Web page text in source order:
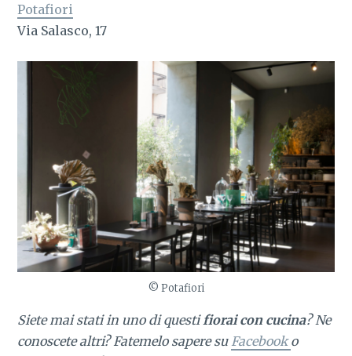
Potafiori
Via Salasco, 17
© Potafiori
Siete mai stati in uno di questifiorai con cucina? Ne
conoscete altri? Fatemelo sapere su Facebooko